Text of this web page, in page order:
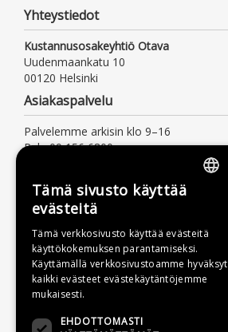
Yhteystiedot
Kustannusosakeyhtiö Otava
Uudenmaankatu 10
00120 Helsinki
Asiakaspalvelu
Palvelemme arkisin klo 9–16
Puh. 09 156 6800
Lisätietoa
Toimitusehdot
Käyttöohjeet
Tietosuojaseloste
Saavutettavuusseloste
Tämä sivusto käyttää
evästeitä
Tämä verkkosivusto käyttää evästeitä
käyttökokemuksen parantamiseksi.
Käyttämällä verkkosivustoamme hyväksyt
kaikki evästeet evästekäytäntöjemme
mukaisesti.
EHDOTTOMASTI